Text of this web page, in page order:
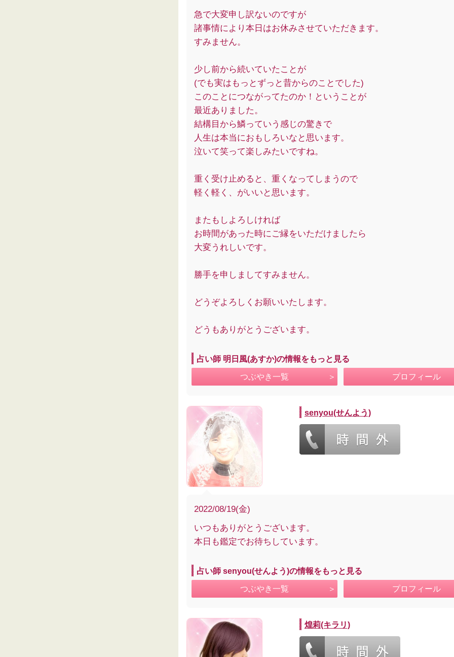
急で大変申し訳ないのですが
諸事情により本日はお休みさせていただきます。
すみません。
少し前から続いていたことが
(でも実はもっとずっと昔からのことでした)
このことにつながってたのか！ということが
最近ありました。
結構目から鱗っていう感じの驚きで
人生は本当におもしろいなと思います。
泣いて笑って楽しみたいですね。
重く受け止めると、重くなってしまうので
軽く軽く、がいいと思います。
またもしよろしければ
お時間があった時にご縁をいただけましたら
大変うれしいです。
勝手を申しましてすみません。
どうぞよろしくお願いいたします。
どうもありがとうございます。
占い師 明日風(あすか)の情報をもっと見る
つぶやき一覧 プロフィール
senyou(せんよう)
2022/08/19(金)
いつもありがとうございます。
本日も鑑定でお待ちしています。
占い師 senyou(せんよう)の情報をもっと見る
つぶやき一覧 プロフィール
煌莉(キラリ)